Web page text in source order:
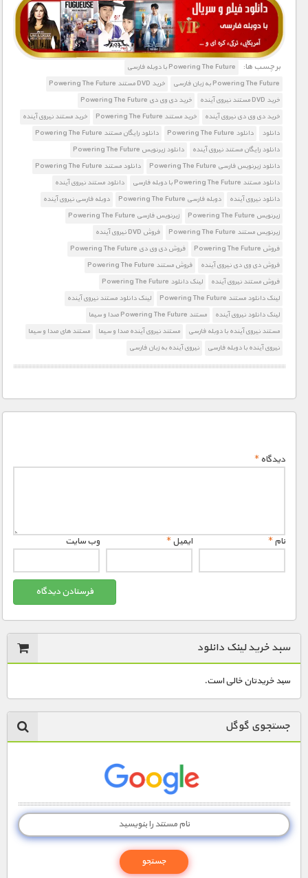
1900 تومان – خريد لينک دانلود (افزودن به سبد خريد)
برچسب ها:
Powering The Future با دوبله فارسی
Powering The Future به زبان فارسی
خرید DVD مستند Powering The Future
خرید DVD مستند نیروی آینده
خرید دی وی دی Powering The Future
خرید دی وی دی نیروی آینده
خرید مستند Powering The Future
خرید مستند نیروی آینده
دانلود
دانلود Powering The Future
دانلود رایگان مستند Powering The Future
دانلود رایگان مستند نیروی آینده
دانلود زیرنویس Powering The Future
دانلود زیرنویس فارسی Powering The Future
دانلود مستند Powering The Future
دانلود مستند Powering The Future با دوبله فارسی
دانلود مستند نیروی آینده
دانلود نیروی آینده
دوبله فارسی Powering The Future
دوبله فارسی نیروی آینده
زیرنویس Powering The Future
زیرنویس فارسی Powering The Future
زیرنویس مستند Powering The Future
فروش DVD نیروی آینده
فروش Powering The Future
فروش دی وی دی Powering The Future
فروش دی وی دی نیروی آینده
فروش مستند Powering The Future
فروش مستند نیروی آینده
لینک دانلود Powering The Future
لینک دانلود مستند Powering The Future
لینک دانلود مستند نیروی آینده
لینک دانلود نیروی آینده
مستند Powering The Future صدا و سیما
مستند نیروی آینده با دوبله فارسی
مستند نیروی آینده صدا و سیما
مستند های صدا و سیما
نیروی آینده با دوبله فارسی
نیروی آینده به زبان فارسی
دیدگاه*
نام* ایمیل* وب‌ سایت
سبد خرید لینک دانلود
سبد خریدتان خالی است.
جستجوی گوگل